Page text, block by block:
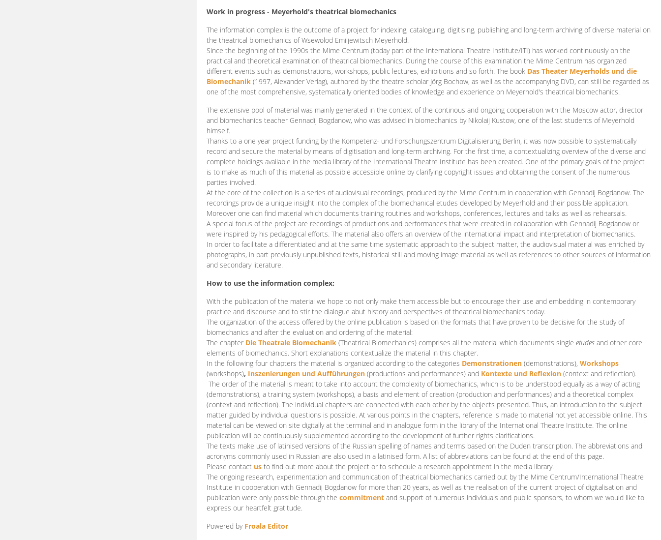
Work in progress - Meyerhold's theatrical biomechanics
The information complex is the outcome of a project for indexing, cataloguing, digitising, publishing and long-term archiving of diverse material on
the theatrical biomechanics of Wsewolod Emiljewitsch Meyerhold.
Since the beginning of the 1990s the Mime Centrum (today part of the International Theatre Institute/ITI) has worked continuously on the
practical and theoretical examination of theatrical biomechanics. During the course of this examination the Mime Centrum has organized
different events such as demonstrations, workshops, public lectures, exhibitions and so forth. The book Das Theater Meyerholds und die
Biomechanik (1997, Alexander Verlag), authored by the theatre scholar Jörg Bochow, as well as the accompanying DVD, can still be regarded as
one of the most comprehensive, systematically oriented bodies of knowledge and experience on Meyerhold's theatrical biomechanics.
The extensive pool of material was mainly generated in the context of the continous and ongoing cooperation with the Moscow actor, director
and biomechanics teacher Gennadij Bogdanow, who was advised in biomechanics by Nikolaij Kustow, one of the last students of Meyerhold
himself.
Thanks to a one year project funding by the Kompetenz- und Forschungszentrum Digitalisierung Berlin, it was now possible to systematically
record and secure the material by means of digitisation and long-term archiving. For the first time, a contextualizing overview of the diverse and
complete holdings available in the media library of the International Theatre Institute has been created. One of the primary goals of the project
is to make as much of this material as possible accessible online by clarifying copyright issues and obtaining the consent of the numerous
parties involved.
At the core of the collection is a series of audiovisual recordings, produced by the Mime Centrum in cooperation with Gennadij Bogdanow. The
recordings provide a unique insight into the complex of the biomechanical etudes developed by Meyerhold and their possible application.
Moreover one can find material which documents training routines and workshops, conferences, lectures and talks as well as rehearsals.
A special focus of the project are recordings of productions and performances that were created in collaboration with Gennadij Bogdanow or
were inspired by his pedagogical efforts. The material also offers an overview of the international impact and interpretation of biomechanics.
In order to facilitate a differentiated and at the same time systematic approach to the subject matter, the audiovisual material was enriched by
photographs, in part previously unpublished texts, historical still and moving image material as well as references to other sources of information
and secondary literature.
How to use the information complex:
With the publication of the material we hope to not only make them accessible but to encourage their use and embedding in contemporary
practice and discourse and to stir the dialogue abut history and perspectives of theatrical biomechanics today.
The organization of the access offered by the online publication is based on the formats that have proven to be decisive for the study of
biomechanics and after the evaluation and ordering of the material:
The chapter Die Theatrale Biomechanik (Theatrical Biomechanics) comprises all the material which documents single etudes and other core
elements of biomechanics. Short explanations contextualize the material in this chapter.
In the following four chapters the material is organized according to the categories Demonstrationen (demonstrations), Workshops
(workshops), Inszenierungen und Aufführungen (productions and performances) and Kontexte und Reflexion (context and reflection).
The order of the material is meant to take into account the complexity of biomechanics, which is to be understood equally as a way of acting
(demonstrations), a training system (workshops), a basis and element of creation (production and performances) and a theoretical complex
(context and reflection). The individual chapters are connected with each other by the objects presented. Thus, an introduction to the subject
matter guided by individual questions is possible. At various points in the chapters, reference is made to material not yet accessible online. This
material can be viewed on site digitally at the terminal and in analogue form in the library of the International Theatre Institute. The online
publication will be continuously supplemented according to the development of further rights clarifications.
The texts make use of latinised versions of the Russian spelling of names and terms based on the Duden transcription. The abbreviations and
acronyms commonly used in Russian are also used in a latinised form. A list of abbreviations can be found at the end of this page.
Please contact us to find out more about the project or to schedule a research appointment in the media library.
The ongoing research, experimentation and communication of theatrical biomechanics carried out by the Mime Centrum/International Theatre
Institute in cooperation with Gennadij Bogdanow for more than 20 years, as well as the realisation of the current project of digitalisation and
publication were only possible through the commitment and support of numerous individuals and public sponsors, to whom we would like to
express our heartfelt gratitude.
Powered by Froala Editor